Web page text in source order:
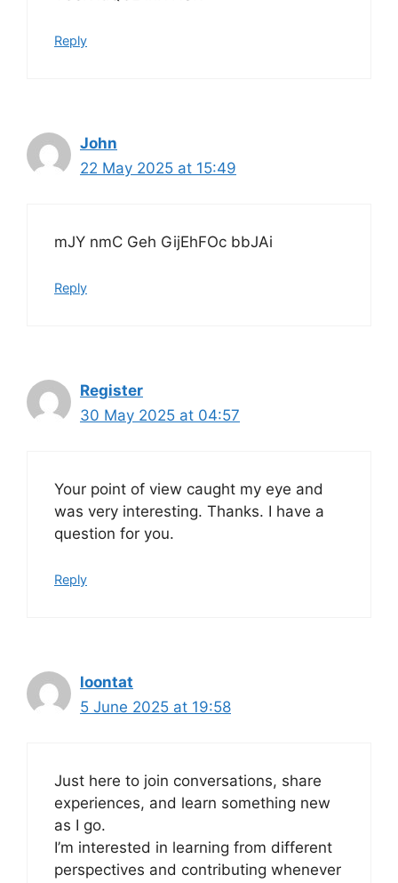
Reply
John
22 May 2025 at 15:49
mJY nmC Geh GijEhFOc bbJAi
Reply
Register
30 May 2025 at 04:57
Your point of view caught my eye and
was very interesting. Thanks. I have a
question for you.
Reply
loontat
5 June 2025 at 19:58
Just here to join conversations, share
experiences, and learn something new
as I go.
I’m interested in learning from different
perspectives and contributing whenever